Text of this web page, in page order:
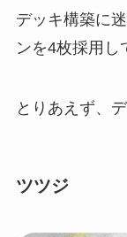
デッキ構築に
ンを4枚採用し
とりあえず、
ツツジ